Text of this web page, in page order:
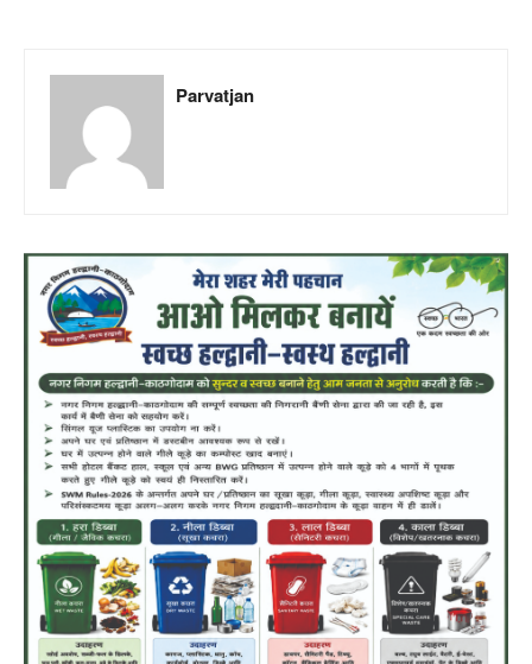
Parvatjan